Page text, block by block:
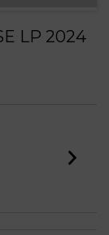
LP 2024